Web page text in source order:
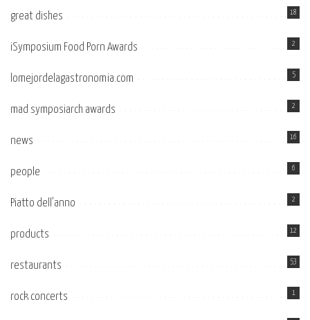
great dishes 18
iSymposium Food Porn Awards 2
lomejordelagastronomia.com 5
mad symposiarch awards 2
news 16
people 6
Piatto dell’anno 2
products 12
restaurants 53
rock concerts 1